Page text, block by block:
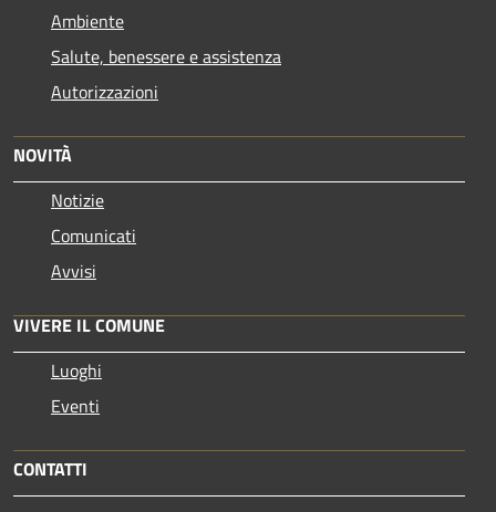
Ambiente
Salute, benessere e assistenza
Autorizzazioni
NOVITÀ
Notizie
Comunicati
Avvisi
VIVERE IL COMUNE
Luoghi
Eventi
CONTATTI